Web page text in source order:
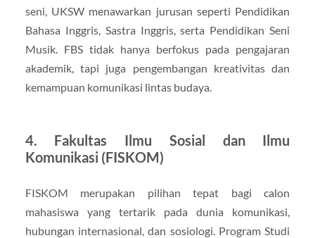
seni, UKSW menawarkan jurusan seperti Pendidikan
Bahasa Inggris, Sastra Inggris, serta Pendidikan Seni
Musik. FBS tidak hanya berfokus pada pengajaran
akademik, tapi juga pengembangan kreativitas dan
kemampuan komunikasi lintas budaya.
4. Fakultas Ilmu Sosial dan Ilmu
Komunikasi (FISKOM)
FISKOM merupakan pilihan tepat bagi calon
mahasiswa yang tertarik pada dunia komunikasi,
hubungan internasional, dan sosiologi. Program Studi